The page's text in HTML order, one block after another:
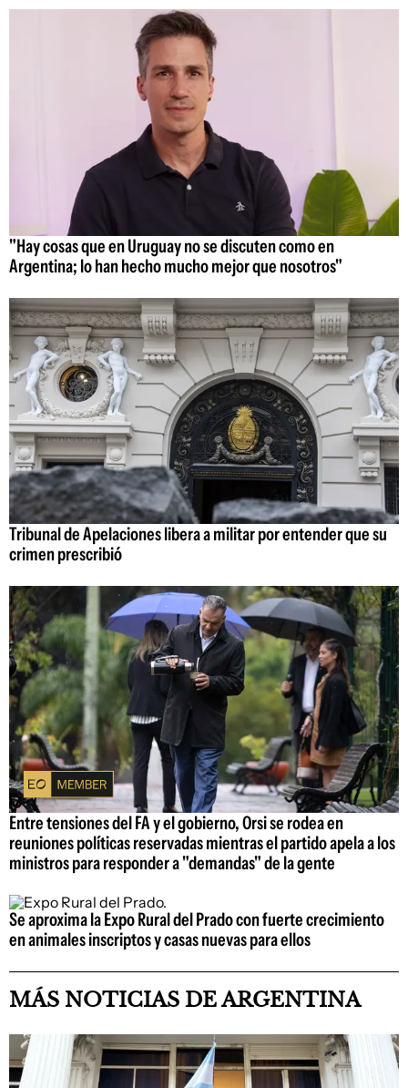
"Hay cosas que en Uruguay no se discuten como en
Argentina; lo han hecho mucho mejor que nosotros"
Tribunal de Apelaciones libera a militar por entender que su
crimen prescribió
Entre tensiones del FA y el gobierno, Orsi se rodea en
reuniones políticas reservadas mientras el partido apela a los
ministros para responder a "demandas" de la gente
Se aproxima la Expo Rural del Prado con fuerte crecimiento
en animales inscriptos y casas nuevas para ellos
MÁS NOTICIAS DE ARGENTINA